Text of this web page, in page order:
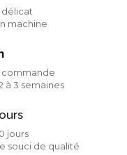
délicat
machine
commande
à 3 semaines
jours
souci de qualité